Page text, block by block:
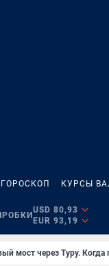
ГОРОСКОП КУРСЫ
USD 80,93
EUR 93,19
мост через Туру. Когда